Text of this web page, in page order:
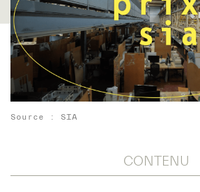
Source : SIA
CONTENU